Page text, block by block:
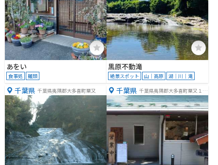
あをい
食事処 麺類
黒原不動滝
絶景スポット 山｜高原 湖｜川｜滝
千葉県 千葉県夷隅郡大多喜町粟又 千葉県 千葉県夷隅郡大多喜町粟又１７
６